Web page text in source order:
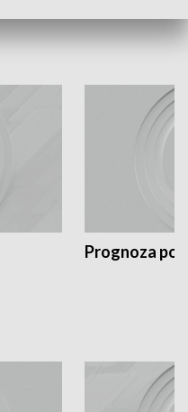
Prognoza